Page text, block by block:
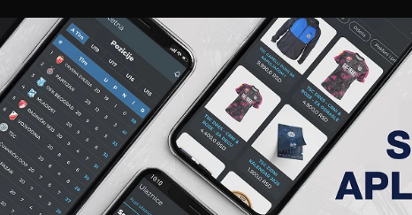
NEWS GALERIJE A TIM ČLANSTVO AKREDITACIJE KLUB AKADEMIJA
ANALIZA UTAKMICE